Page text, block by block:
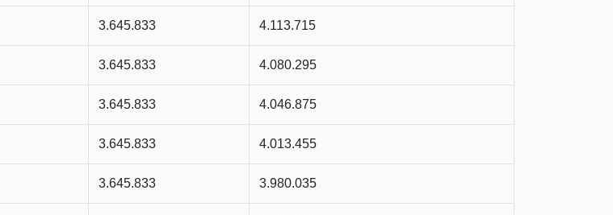
3.645.833 4.113.715
3.645.833 4.080.295
3.645.833 4.046.875
3.645.833 4.013.455
3.645.833 3.980.035